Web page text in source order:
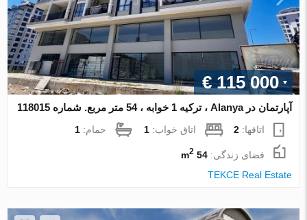
€ 115 000
آپارتمان در Alanya ، ترکیه 1 خوابه ، 54 متر مربع. شماره 118015
اتاقها:2 اتاق خواب:1 حمام:1
فضای زندگی:54 m
2
TEKCE Real Estate